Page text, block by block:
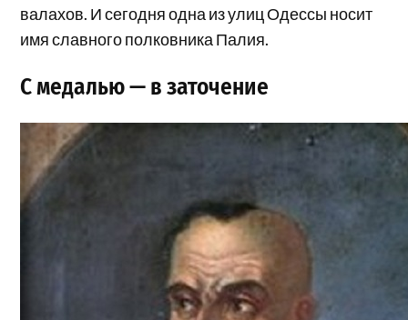
валахов. И сегодня одна из улиц Одессы носит
имя славного полковника Палия.
С медалью — в заточение